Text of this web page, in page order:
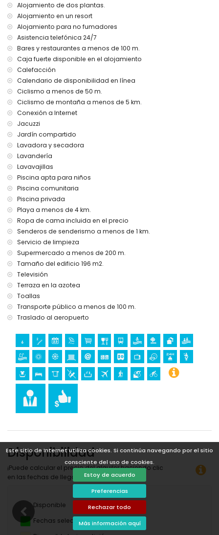
Este sitio de Internet utiliza cookies. Si continúa navegando por el sitio
consciente del uso de cookies.
Estoy de acuerdo
Preferencias
Rechazar todo
Más información aquí
aspiradora y plancha con tabla de planchar
ropa de cama y toallas
servicio de emergencia 24 horas
servicio de lavandería
calefacción central
jacuzzi exterior
Servicios e instalaciones con cargo adicional
servicio de aeropuerto
servicio de limpieza semanal
calefacción de piscina
cuna para niños (bajo demanda)
en Torrevieja, Costa Blanca
bar (a menos de 500 metros de la casa)
Deportes
senderismo y ciclismo (a menos de 1000 metros de la villa)
montañismo (a menos de 5 kilómetros de la villa)
golf (a menos de 10 kilómetros de la villa)
Alojamiento de dos plantas.
Alojamiento en un resort
Alojamiento para no fumadores
Asistencia telefónica 24/7
Bares y restaurantes a menos de 100 m.
Caja fuerte disponible en el alojamiento
Calefacción
Calendario de disponibilidad en línea
Ciclismo a menos de 50 m.
Ciclismo de montaña a menos de 5 km.
Conexión a Internet
Jacuzzi
Jardín compartido
Lavadora y secadora
Lavandería
Lavavajillas
Piscina apta para niños
Piscina comunitaria
Piscina privada
Playa a menos de 4 km.
Ropa de cama incluida en el precio
Senderos de senderismo a menos de 1 km.
Servicio de limpieza
Supermercado a menos de 200 m.
Tamaño del edificio 196 m2.
Televisión
Terraza en la azotea
Toallas
Transporte público a menos de 100 m.
Traslado al aeropuerto
Disponibilidad
¡Puede calcular el precio del alquiler haciendo clic
en las fechas de llegada y salida deseadas!
Disponible
Fechas seleccionadas